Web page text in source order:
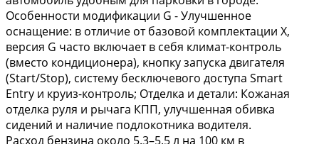
Особенности модификации G - Улучшенное
оснащение: в отличие от базовой комплектации X,
версия G часто включает в себя климат-контроль
(вместо кондиционера), кнопку запуска двигателя
(Start/Stop), систему бесключевого доступа Smart
Entry и круиз-контроль; Отделка и детали: Кожаная
отделка руля и рычага КПП, улучшенная обивка
сидений и наличие подлокотника водителя.
Расход бензина около 5.3–5.5 л на 100 км в